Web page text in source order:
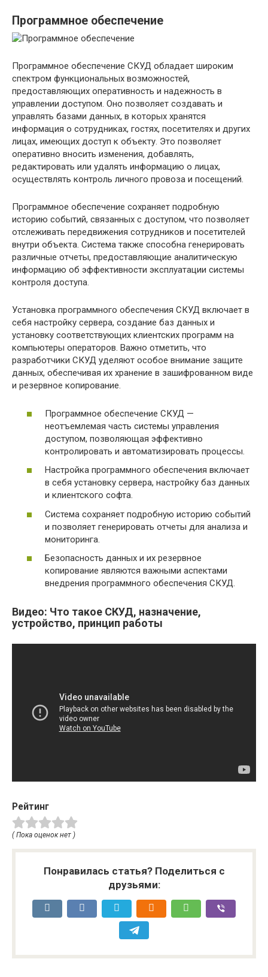
Программное обеспечение
Программное обеспечение СКУД обладает широким
спектром функциональных возможностей,
предоставляющих оперативность и надежность в
управлении доступом. Оно позволяет создавать и
управлять базами данных, в которых хранятся
информация о сотрудниках, гостях, посетителях и других
лицах, имеющих доступ к объекту. Это позволяет
оперативно вносить изменения, добавлять,
редактировать или удалять информацию о лицах,
осуществлять контроль личного провоза и посещений.
Программное обеспечение сохраняет подробную
историю событий, связанных с доступом, что позволяет
отслеживать передвижения сотрудников и посетителей
внутри объекта. Система также способна генерировать
различные отчеты, предоставляющие аналитическую
информацию об эффективности эксплуатации системы
контроля доступа.
Установка программного обеспечения СКУД включает в
себя настройку сервера, создание баз данных и
установку соответствующих клиентских программ на
компьютеры операторов. Важно отметить, что
разработчики СКУД уделяют особое внимание защите
данных, обеспечивая их хранение в зашифрованном виде
и резервное копирование.
Программное обеспечение СКУД —
неотъемлемая часть системы управления
доступом, позволяющая эффективно
контролировать и автоматизировать процессы.
Настройка программного обеспечения включает
в себя установку сервера, настройку баз данных
и клиентского софта.
Система сохраняет подробную историю событий
и позволяет генерировать отчеты для анализа и
мониторинга.
Безопасность данных и их резервное
копирование являются важными аспектами
внедрения программного обеспечения СКУД.
Видео: Что такое СКУД, назначение,
устройство, принцип работы
Рейтинг
( Пока оценок нет )
Понравилась статья? Поделиться с
друзьями: